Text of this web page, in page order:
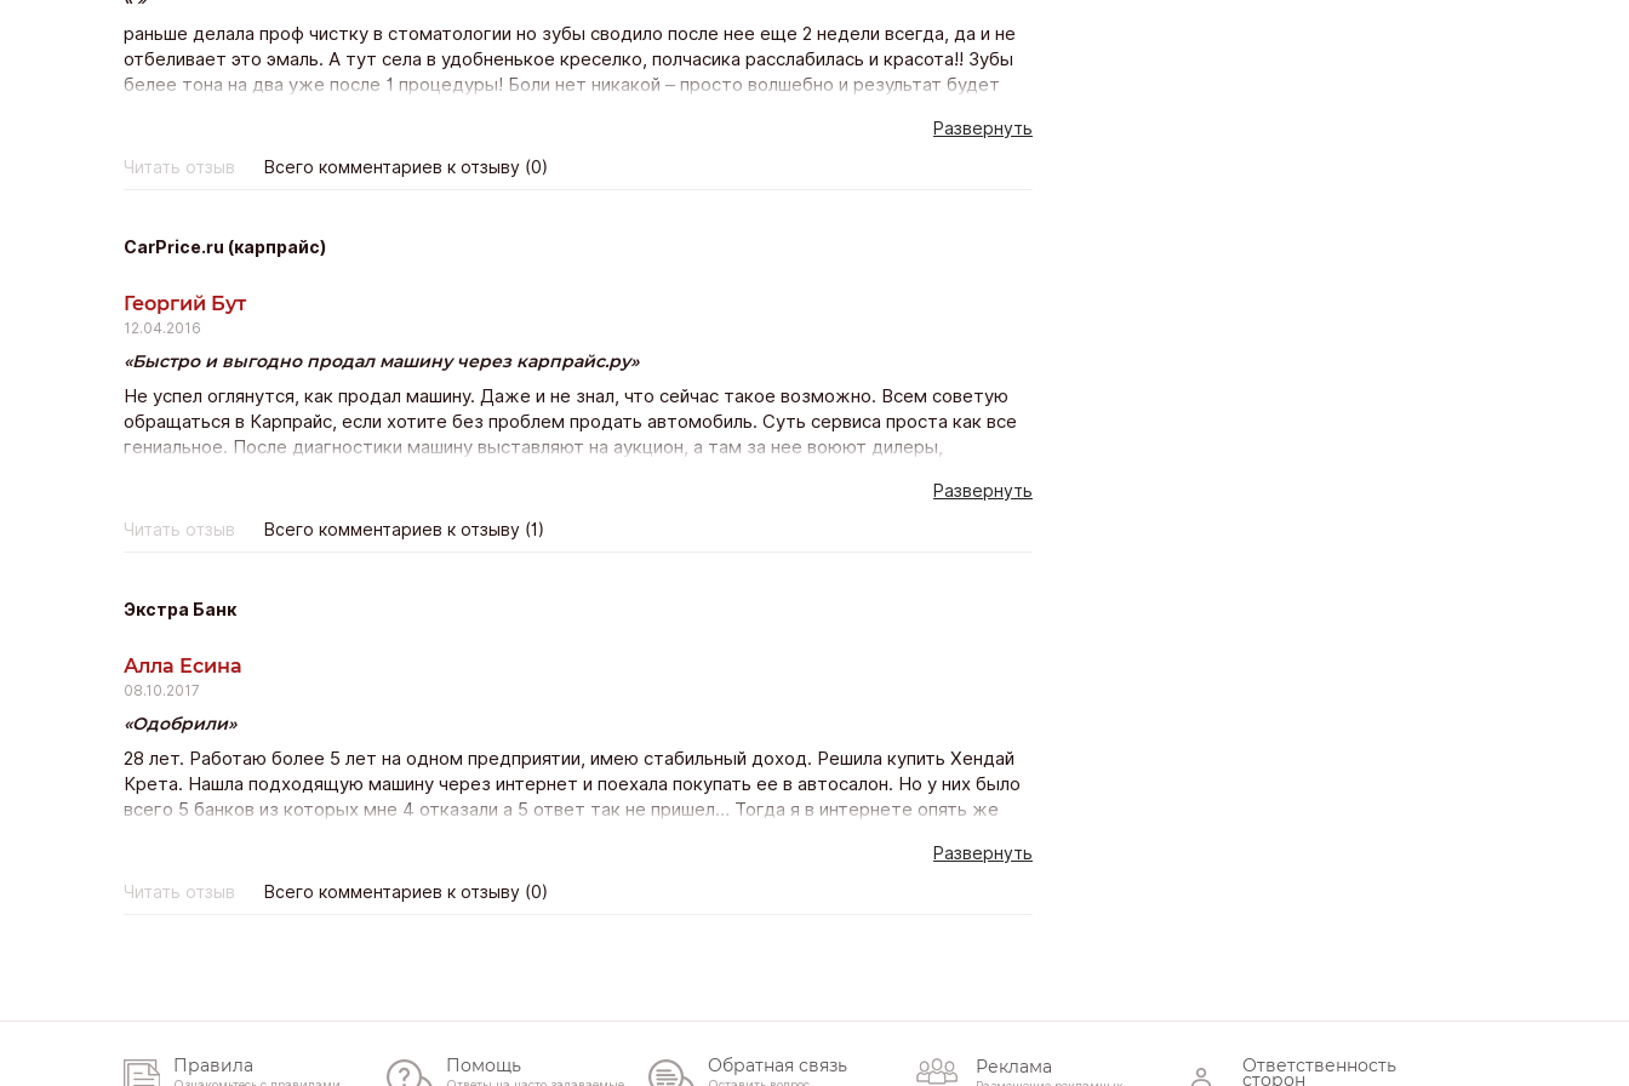
раньше делала проф чистку в стоматологии но зубы сводило после нее еще 2 недели всегда, да и не
отбеливает это эмаль. А тут села в удобненькое креселко, полчасика расслабилась и красота!! Зубы
белее тона на два уже после 1 процедуры! Боли нет никакой – просто волшебно и результат будет
Развернуть
Читать отзыв
Всего комментариев к отзыву (0)
CarPrice.ru (карпрайс)
Георгий Бут
12.04.2016
Быстро и выгодно продал машину через карпрайс.ру
Не успел оглянутся, как продал машину. Даже и не знал, что сейчас такое возможно. Всем советую
обращаться в Карпрайс, если хотите без проблем продать автомобиль. Суть сервиса проста как все
гениальное. После диагностики машину выставляют на аукцион, а там за нее воюют дилеры,
наблюдаешь за торгами и посмеиваешься. Все услуги бесплатные. Как сказал менеджер Артем, если
цена не устроит, то вы ни за что не платите. Но меня цена устроила.
Развернуть
Читать отзыв
Всего комментариев к отзыву (1)
Экстра Банк
Алла Есина
08.10.2017
Одобрили
28 лет. Работаю более 5 лет на одном предприятии, имею стабильный доход. Решила купить Хендай
Крета. Нашла подходящую машину через интернет и поехала покупать ее в автосалон. Но у них было
всего 5 банков из которых мне 4 отказали а 5 ответ так не пришел… Тогда я в интернете опять же
только с Экстра банка с других даже не перезвонили. Предложили программу кредитования на 5 лет
со страховкой дсаго на авто (это расширенный пакет осаго). Оформила кредит одним днем поехала и
Развернуть
Читать отзыв
Всего комментариев к отзыву (0)
Правила Помощь Обратная связь Реклама Ответственность
сторон